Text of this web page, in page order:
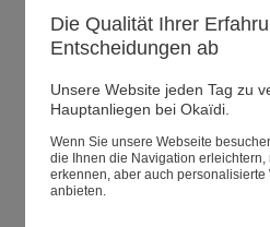
Meine Informationen
Ihre Bestellungen
Warenkorb
Die Qualität Ihrer
Entscheidungen ab
Unsere Website jeden Tag zu
Hauptanliegen bei Okaïdi.
Wenn Sie unsere Webseite
die Ihnen die Navigation erleichtern,
erkennen, aber auch personalisierte
anbieten.